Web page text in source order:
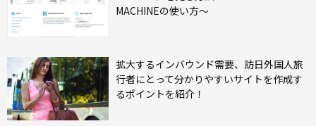
MACHINEの使い方～
拡大するインバウンド需要、訪日外国人旅
行者にとって分かりやすいサイトを作成す
るポイントを紹介！